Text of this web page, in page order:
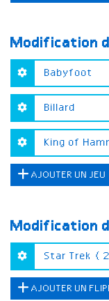
Modification
AJOUTER UN JEU
Modification
AJOUTER UN